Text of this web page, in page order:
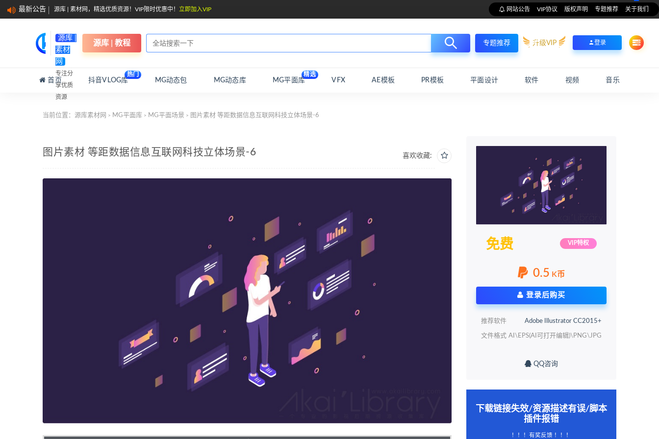
最新公告 源库 | 素材网，精选优质资源！VIP限时优惠中！ 立即加入VIP 网站公告 VIP协议 版权声明 专题推荐 关于我们
源库 |
素材
网
专注分
享优质
资源
源库 | 教程 专题推荐 升级VIP 登录
首页 抖音VLOG库
热门
MG动态包 MG动态库 MG平面库
精选
VFX AE模板 PR模板 平面设计 软件 视频 音乐
当前位置： 源库素材网 > MG平面库 > MG平面场景 > 图片素材 等距数据信息互联网科技立体场景-6
喜欢收藏:
图片素材 等距数据信息互联网科技立体场景-6
免费 VIP特权
0.5 K币
登录后购买
推荐软件 Adobe Illustrator CC2015+
文件格式 AI\EPS(AI可打开编辑)\PNG\JPG
QQ咨询
下载链接失效/资源描述有误/脚本
插件报错
！！！有奖反馈 ！！！